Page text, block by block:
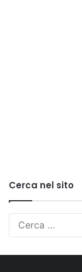
Cerca nel sito